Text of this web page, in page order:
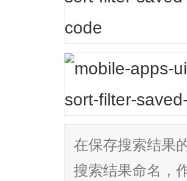
在保存搜索结果
搜索结果命名，